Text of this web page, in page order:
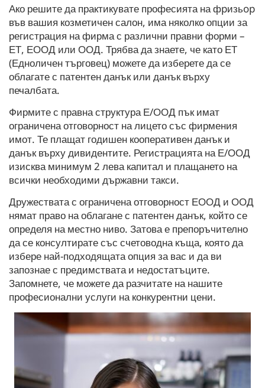
Ако решите да практикувате професията на фpизьop
във вашия козметичен салон, има няколко опции за
регистрация на фирма с различни правни форми –
ЕТ, ЕООД или ООД. Трябва да знаете, че като ЕТ
(Едноличен търговец) можете да изберете да се
облагате с патентен данък или данък върху
печалбата.
Фирмите с правна структура Е/ООД пък имат
ограничена отговорност на лицето със фирмения
имот. Те плащат годишен кооперативен данък и
данък върху дивидентите. Регистрацията на Е/ООД
изисква минимум 2 лева капитал и плащането на
всички необходими държавни такси.
Дружествата с ограничена отговорност ЕООД и ООД
нямат право на облагане с патентен данък, който се
определя на местно ниво. Затова е препоръчително
да се консултирате със счетоводна къща, която да
избере най-подходящата опция за вас и да ви
запознае с предимствата и недостатъците.
Запомнете, че можете да разчитате на нашите
професионални услуги на конкурентни цени.